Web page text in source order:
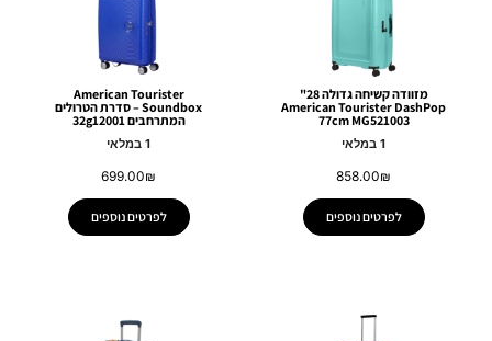
מזוודה קשיחה גדולה 28"
American Tourister DashPop
77cm MG521003
1 במלאי
858.00₪
לפרטים נוספים
American Tourister
Soundbox – סדרת הטרולים
המתרחבים 32g12001
1 במלאי
699.00₪
לפרטים נוספים